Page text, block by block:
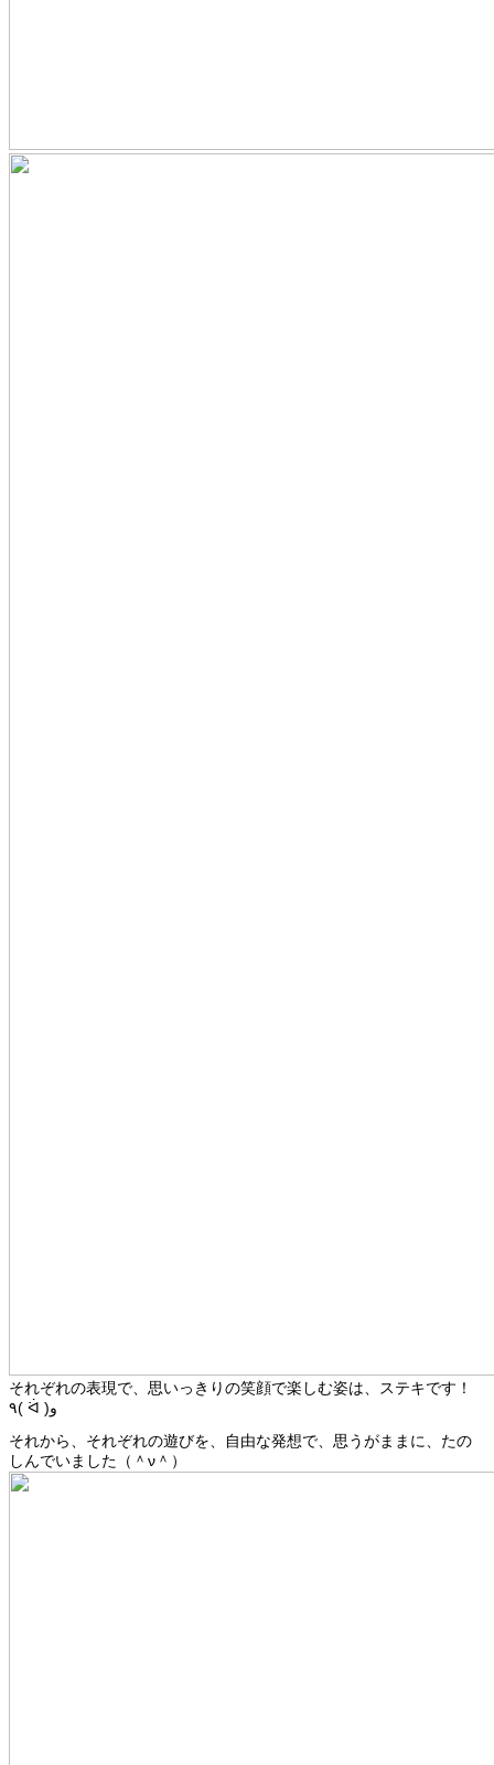
それぞれの表現で、思いっきりの笑顔で楽しむ姿は、ステキです！
٩( ᐛ )و
それから、それぞれの遊びを、自由な発想で、思うがままに、たの
しんでいました（＾ν＾）